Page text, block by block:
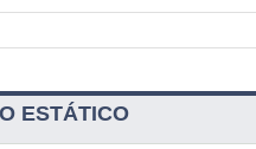
ESTÁTICO